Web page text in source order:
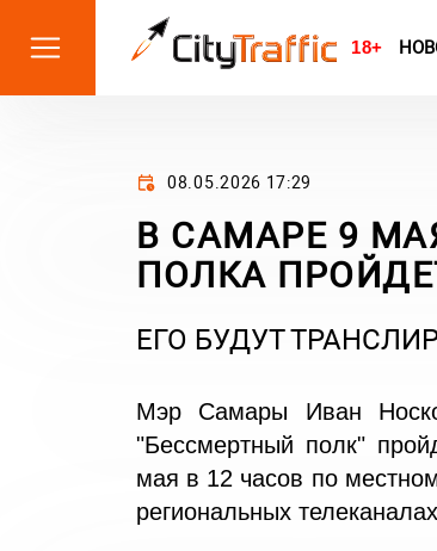
18+
08.05.2026 17:29
В САМАРЕ 9
ПОЛКА
ЕГО БУДУТ
Мэр Самары Иван
"Бессмертный полк"
мая в 12 часов по
региональных